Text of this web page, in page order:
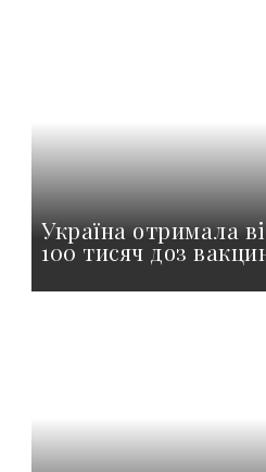
Україна отримала
100 тисяч доз